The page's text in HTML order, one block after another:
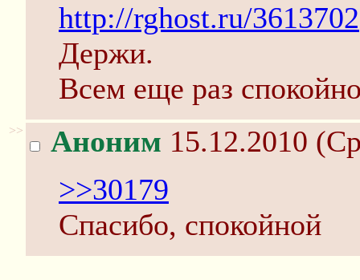
http://rghost.ru/3613702
Держи.
Всем еще раз
>> Аноним 15.12.2010
>>30179
Спасибо, спокойной